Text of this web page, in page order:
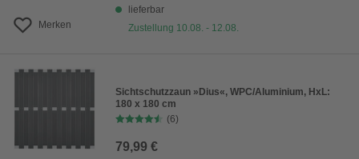
Merken
lieferbar
Zustellung 10.08. - 12.08.
Sichtschutzzaun »Dius«, WPC/Aluminium, HxL:
180 x 180 cm
(6)
79,99 €